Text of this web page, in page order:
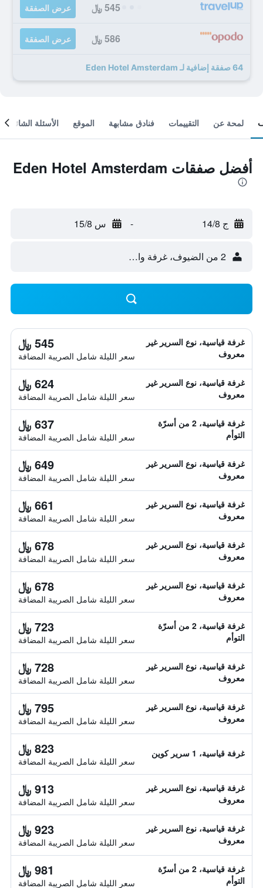
545 ﷼ عرض الصفقة
586 ﷼ عرض الصفقة
64 صفقة إضافية لـ Eden Hotel Amsterdam
لمحة عن التقييمات فنادق مشابهة الموقع الأسئلة الشائعة
أفضل صفقات Eden Hotel Amsterdam
ج 14/8 - س 15/8
2 من الضيوف، غرفة واحدة
غرفة قياسية، نوع السرير غير
معروف
545 ﷼
سعر الليلة شامل الصريبة المضافة
غرفة قياسية، نوع السرير غير
معروف
624 ﷼
سعر الليلة شامل الصريبة المضافة
غرفة قياسية، 2 من أسرّة
التوأم
637 ﷼
سعر الليلة شامل الصريبة المضافة
غرفة قياسية، نوع السرير غير
معروف
649 ﷼
سعر الليلة شامل الصريبة المضافة
غرفة قياسية، نوع السرير غير
معروف
661 ﷼
سعر الليلة شامل الصريبة المضافة
غرفة قياسية، نوع السرير غير
معروف
678 ﷼
سعر الليلة شامل الصريبة المضافة
غرفة قياسية، نوع السرير غير
معروف
678 ﷼
سعر الليلة شامل الصريبة المضافة
غرفة قياسية، 2 من أسرّة
التوأم
723 ﷼
سعر الليلة شامل الصريبة المضافة
غرفة قياسية، نوع السرير غير
معروف
728 ﷼
سعر الليلة شامل الصريبة المضافة
غرفة قياسية، نوع السرير غير
معروف
795 ﷼
سعر الليلة شامل الصريبة المضافة
غرفة قياسية، 1 سرير كوين 823 ﷼
سعر الليلة شامل الصريبة المضافة
غرفة قياسية، نوع السرير غير
معروف
913 ﷼
سعر الليلة شامل الصريبة المضافة
غرفة قياسية، نوع السرير غير
معروف
923 ﷼
سعر الليلة شامل الصريبة المضافة
غرفة قياسية، 2 من أسرّة
التوأم
981 ﷼
سعر الليلة شامل الصريبة المضافة